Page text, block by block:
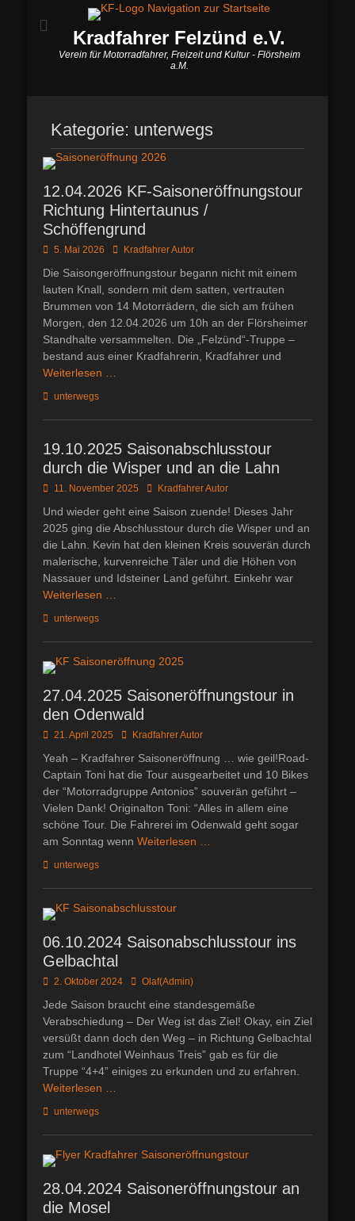
Kradfahrer Felzünd e.V.
Verein für Motorradfahrer, Freizeit und Kultur - Flörsheim
a.M.
Kategorie: unterwegs
12.04.2026 KF-Saisoneröffnungstour
Richtung Hintertaunus /
Schöffengrund
Posted
5. Mai 2026 AutorKradfahrer Autor
Die Saisongeröffnungstour begann nicht mit einem
lauten Knall, sondern mit dem satten, vertrauten
Brummen von 14 Motorrädern, die sich am frühen
Morgen, den 12.04.2026 um 10h an der Flörsheimer
Standhalte versammelten. Die „Felzünd“-Truppe –
bestand aus einer Kradfahrerin, Kradfahrer und
Weiterlesen …
Kategorien
unterwegs
19.10.2025 Saisonabschlusstour
durch die Wisper und an die Lahn
Posted
11. November 2025 AutorKradfahrer Autor
Und wieder geht eine Saison zuende! Dieses Jahr
2025 ging die Abschlusstour durch die Wisper und an
die Lahn. Kevin hat den kleinen Kreis souverän durch
malerische, kurvenreiche Täler und die Höhen von
Nassauer und Idsteiner Land geführt. Einkehr war
Weiterlesen …
Kategorien
unterwegs
27.04.2025 Saisoneröffnungstour in
den Odenwald
Posted
21. April 2025 AutorKradfahrer Autor
Yeah – Kradfahrer Saisoneröffnung … wie geil!Road-
Captain Toni hat die Tour ausgearbeitet und 10 Bikes
der “Motorradgruppe Antonios” souverän geführt –
Vielen Dank! Originalton Toni: “Alles in allem eine
schöne Tour. Die Fahrerei im Odenwald geht sogar
am Sonntag wenn Weiterlesen …
Kategorien
unterwegs
06.10.2024 Saisonabschlusstour ins
Gelbachtal
Posted
2. Oktober 2024 AutorOlaf(Admin)
Jede Saison braucht eine standesgemäße
Verabschiedung – Der Weg ist das Ziel! Okay, ein Ziel
versüßt dann doch den Weg – in Richtung Gelbachtal
zum “Landhotel Weinhaus Treis” gab es für die
Truppe “4+4” einiges zu erkunden und zu erfahren.
Weiterlesen …
Kategorien
unterwegs
28.04.2024 Saisoneröffnungstour an
die Mosel